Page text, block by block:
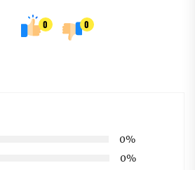
0 0
0%
0%